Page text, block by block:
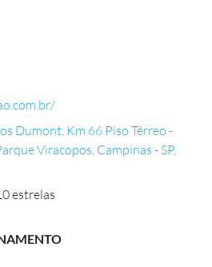
Dumont, Km 66 Piso Térreo -
Viracopos, Campinas - SP,
estrelas